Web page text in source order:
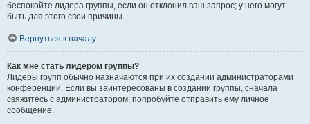
беспокойте лидера группы, если он отклонил ваш запрос; у него могут
быть для этого свои причины.
Вернуться к началу
Как мне стать лидером группы?
Лидеры групп обычно назначаются при их создании администраторами
конференции. Если вы заинтересованы в создании группы, сначала
свяжитесь с администратором; попробуйте отправить ему личное
сообщение.